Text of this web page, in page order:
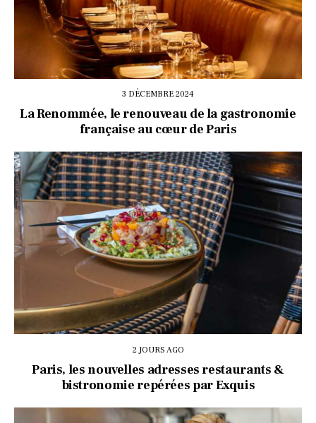
3 DÉCEMBRE 2024
La Renommée, le renouveau de la gastronomie
française au cœur de Paris
2 JOURS AGO
Paris, les nouvelles adresses restaurants &
bistronomie repérées par Exquis